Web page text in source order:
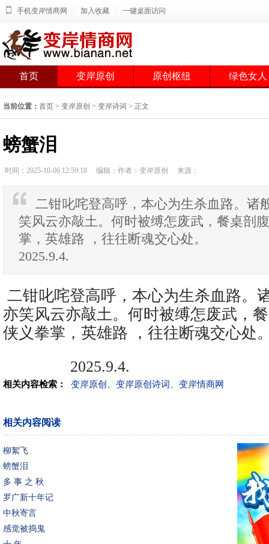
手机变岸情商网 加入收藏 一键桌面访问
首页 变岸原创 原创枢纽 绿色女人
当前位置： 首页 > 变岸原创 > 变岸诗词 > 正文
螃蟹泪
时间：2025-10-06 12:59:18 编辑：作者：变岸原创 来源：
二钳叱咤登高呼，本心为生杀血路。诸
笑风云亦敲土。何时被缚怎废武，餐桌剖
掌，英雄路 ，往往断魂交心处。
2025.9.4.
二钳叱咤登高呼，本心为生杀血路。
亦笑风云亦敲土。何时被缚怎废武，
侠义拳掌，英雄路 ，往往断魂交心处
2025.9.4.
相关内容检索： 变岸原创、变岸原创诗词、变岸情商网
相关内容阅读
柳絮飞
螃蟹泪
多 事 之 秋
罗广新十年记
中秋寄言
感觉被捣鬼